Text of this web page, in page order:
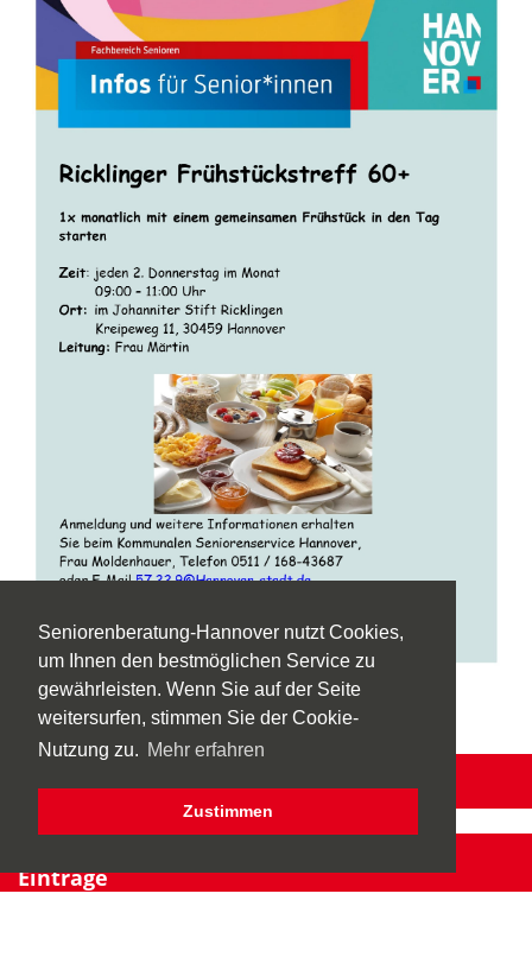
Seniorenberatung-Hannover nutzt Cookies,
um Ihnen den bestmöglichen Service zu
gewährleisten. Wenn Sie auf der Seite
weitersurfen, stimmen Sie der Cookie-
Nutzung zu. Mehr erfahren
Zustimmen
Info hier
Einträge